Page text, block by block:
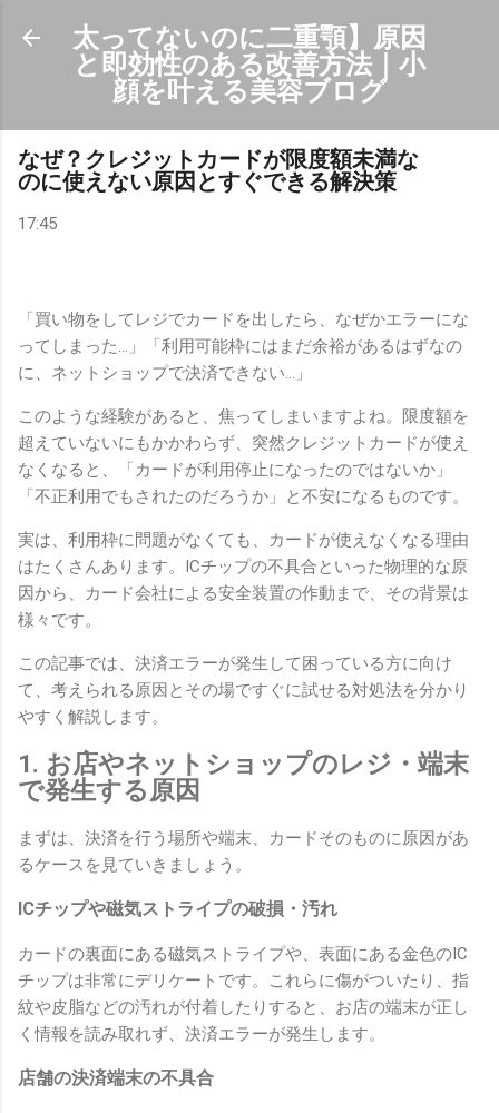
スキップしてメイン コンテンツに移動
太ってないのに二重顎】原因
と即効性のある改善方法｜小
顔を叶える美容ブログ
なぜ？クレジットカードが限度額未満な
のに使えない原因とすぐできる解決策
17:45
「買い物をしてレジでカードを出したら、なぜかエラーにな
ってしまった…」「利用可能枠にはまだ余裕があるはずなの
に、ネットショップで決済できない…」
このような経験があると、焦ってしまいますよね。限度額を
超えていないにもかかわらず、突然クレジットカードが使え
なくなると、「カードが利用停止になったのではないか」
「不正利用でもされたのだろうか」と不安になるものです。
実は、利用枠に問題がなくても、カードが使えなくなる理由
はたくさんあります。ICチップの不具合といった物理的な原
因から、カード会社による安全装置の作動まで、その背景は
様々です。
この記事では、決済エラーが発生して困っている方に向け
て、考えられる原因とその場ですぐに試せる対処法を分かり
やすく解説します。
1. お店やネットショップのレジ・端末
で発生する原因
まずは、決済を行う場所や端末、カードそのものに原因があ
るケースを見ていきましょう。
ICチップや磁気ストライプの破損・汚れ
カードの裏面にある磁気ストライプや、表面にある金色のIC
チップは非常にデリケートです。これらに傷がついたり、指
紋や皮脂などの汚れが付着したりすると、お店の端末が正し
く情報を読み取れず、決済エラーが発生します。
店舗の決済端末の不具合